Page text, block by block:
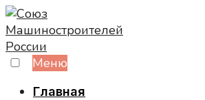
Skip
to
content
Меню
Главная